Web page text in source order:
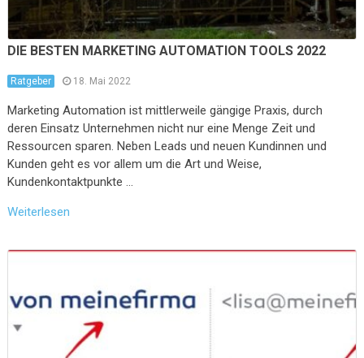
DIE BESTEN MARKETING AUTOMATION TOOLS 2022
Ratgeber 18. Mai 2022
Marketing Automation ist mittlerweile gängige Praxis, durch
deren Einsatz Unternehmen nicht nur eine Menge Zeit und
Ressourcen sparen. Neben Leads und neuen Kundinnen und
Kunden geht es vor allem um die Art und Weise,
Kundenkontaktpunkte …
Weiterlesen